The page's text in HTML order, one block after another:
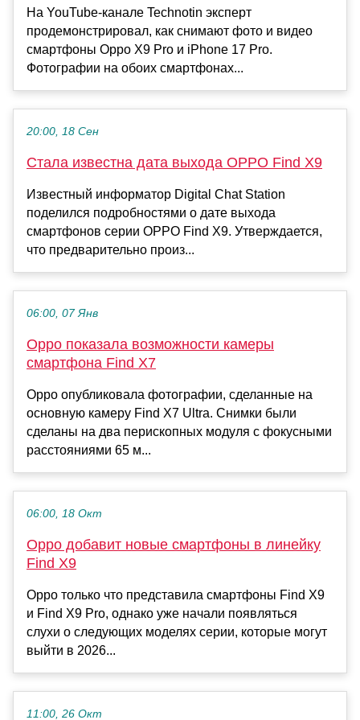
На YouTube-канале Technotin эксперт
продемонстрировал, как снимают фото и видео
смартфоны Oppo X9 Pro и iPhone 17 Pro.
Фотографии на обоих смартфонах...
20:00, 18 Сен
Стала известна дата выхода OPPO Find X9
Известный информатор Digital Chat Station
поделился подробностями о дате выхода
смартфонов серии OPPO Find X9. Утверждается,
что предварительно произ...
06:00, 07 Янв
Oppo показала возможности камеры
смартфона Find X7
Oppo опубликовала фотографии, сделанные на
основную камеру Find X7 Ultra. Снимки были
сделаны на два перископных модуля с фокусными
расстояниями 65 м...
06:00, 18 Окт
Oppo добавит новые смартфоны в линейку
Find X9
Oppo только что представила смартфоны Find X9
и Find X9 Pro, однако уже начали появляться
слухи о следующих моделях серии, которые могут
выйти в 2026...
11:00, 26 Окт